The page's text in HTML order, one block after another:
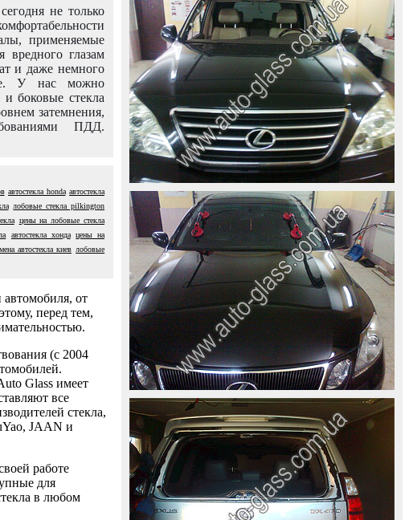
не только
применяемые
вредного глазам
и даже немного
У нас можно
и боковые стекла
затемнения,
ПДД.
автостекла honda автостекла
лобовые стекла pilkington
цены на лобовые стекла
автостекла хонда
цены на
автостекла киев лобовые
автомобиля, от
перед тем,
(с 2004
Glass имеет
все
стекла,
JAAN и
работе
для
в любом